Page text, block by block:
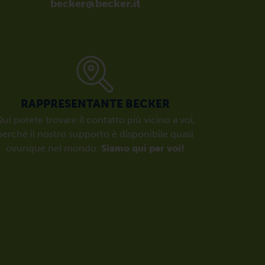
becker@becker.it
RAPPRESENTANTE BECKER
potete trovare il contatto più vicino a voi,
il nostro supporto è disponibile quasi
ovunque nel mondo. Siamo qui per voi!